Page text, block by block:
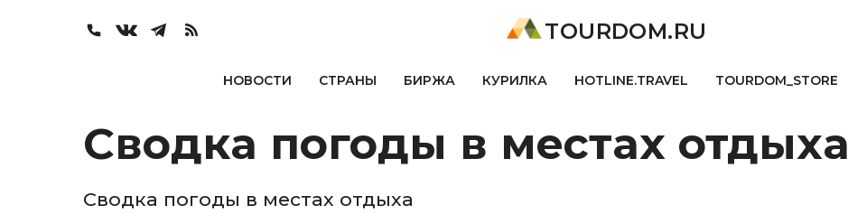
TOURDOM.RU
НОВОСТИ СТРАНЫ БИРЖА КУРИЛКА HOTLINE.TRAVEL TOURDOM_STORE
Сводка погоды в местах отдыха
Сводка погоды в местах отдыха